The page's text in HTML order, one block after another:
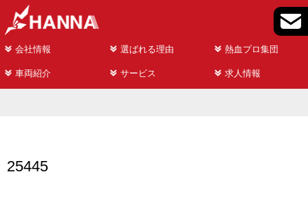
会社情報 選ばれる理由 熱血プロ集団
車両紹介 サービス 求人情報
25445